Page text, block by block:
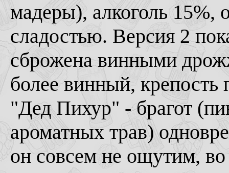
мадеры), алкоголь 15%,
сладостью. Версия 2
сброжена винными
более винный, крепость
"Дед Пихур" - брагот
ароматных трав)
он совсем не ощутим,